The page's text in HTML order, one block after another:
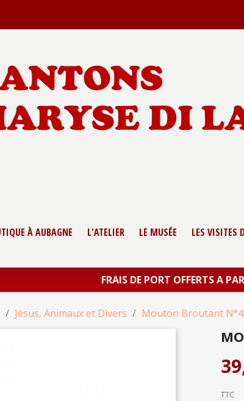
À AUBAGNE L'ATELIER LE MUSÉE LES VISITES
FRAIS DE PORT OFFERTS A
Jésus, Animaux et Divers Mouton Broutant N°4
TTC